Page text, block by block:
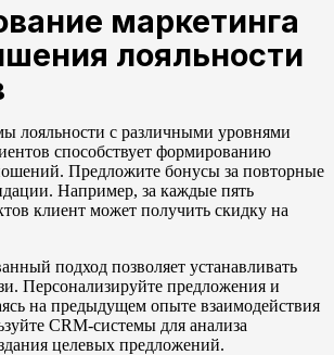
маркетинга
лояльности
лояльности с различными уровнями
способствует формированию
Предложите бонусы за повторные
Например, за каждые пять
клиент может получить скидку на
подход позволяет устанавливать
Персонализируйте предложения и
на предыдущем опыте взаимодействия
CRM-системы для анализа
целевых предложений.